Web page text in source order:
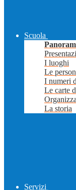
Scuola
I luoghi
Le
I numeri
Le carte
La storia
Servizi